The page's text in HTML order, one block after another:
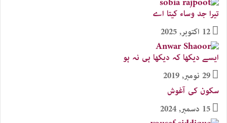
تیرا جد وساء کیتا اے
12 اکتوبر, 2025
ایسے دیکھا کہ دیکھا ہی نہ ہو​
29 نومبر, 2019
سکون کی آغوش
15 دسمبر, 2024